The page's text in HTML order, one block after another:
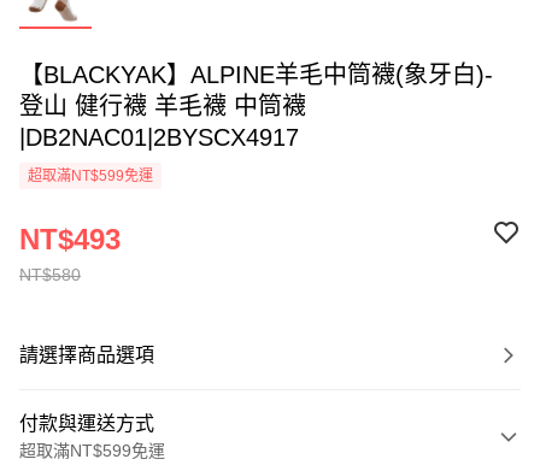
【BLACKYAK】ALPINE羊毛中筒襪(象牙白)-
登山 健行襪 羊毛襪 中筒襪
|DB2NAC01|2BYSCX4917
超取滿NT$599免運
NT$580
NT$493
請選擇商品選項
付款與運送方式
超取滿NT$599免運